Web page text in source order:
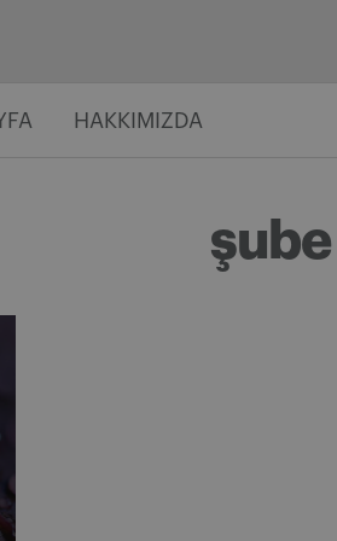
HAKKIMIZDA
şube